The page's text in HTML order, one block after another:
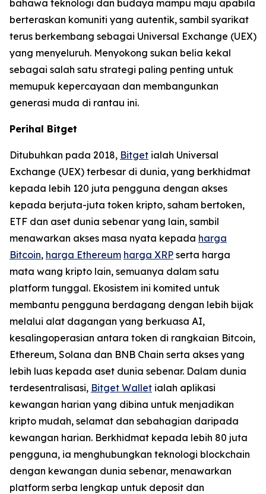
bahawa teknologi dan budaya mampu maju apabila
berteraskan komuniti yang autentik, sambil syarikat
terus berkembang sebagai Universal Exchange (UEX)
yang menyeluruh. Menyokong sukan belia kekal
sebagai salah satu strategi paling penting untuk
memupuk kepercayaan dan membangunkan
generasi muda di rantau ini.
Perihal Bitget
Ditubuhkan pada 2018, Bitget ialah Universal
Exchange (UEX) terbesar di dunia, yang berkhidmat
kepada lebih 120 juta pengguna dengan akses
kepada berjuta-juta token kripto, saham bertoken,
ETF dan aset dunia sebenar yang lain, sambil
menawarkan akses masa nyata kepada harga
Bitcoin, harga Ethereum harga XRP serta harga
mata wang kripto lain, semuanya dalam satu
platform tunggal. Ekosistem ini komited untuk
membantu pengguna berdagang dengan lebih bijak
melalui alat dagangan yang berkuasa AI,
kesalingoperasian antara token di rangkaian Bitcoin,
Ethereum, Solana dan BNB Chain serta akses yang
lebih luas kepada aset dunia sebenar. Dalam dunia
terdesentralisasi, Bitget Wallet ialah aplikasi
kewangan harian yang dibina untuk menjadikan
kripto mudah, selamat dan sebahagian daripada
kewangan harian. Berkhidmat kepada lebih 80 juta
pengguna, ia menghubungkan teknologi blockchain
dengan kewangan dunia sebenar, menawarkan
platform serba lengkap untuk deposit dan